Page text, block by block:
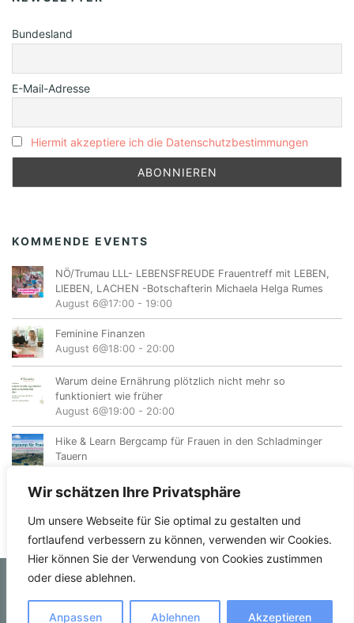
Wir schätzen Ihre Privatsphäre
Um unsere Webseite für Sie optimal zu gestalten und
fortlaufend verbessern zu können, verwenden wir Cookies.
Hier können Sie der Verwendung von Cookies zustimmen
oder diese ablehnen.
Anpassen Ablehnen Akzeptieren
Bundesland
E-Mail-Adresse
Hiermit akzeptiere ich die Datenschutzbestimmungen
KOMMENDE EVENTS
NÖ/Trumau LLL- LEBENSFREUDE Frauentreff mit LEBEN,
LIEBEN, LACHEN -Botschafterin Michaela Helga Rumes
August 6@17:00 - 19:00
Feminine Finanzen
August 6@18:00 - 20:00
Warum deine Ernährung plötzlich nicht mehr so
funktioniert wie früher
August 6@19:00 - 20:00
Hike & Learn Bergcamp für Frauen in den Schladminger
Tauern